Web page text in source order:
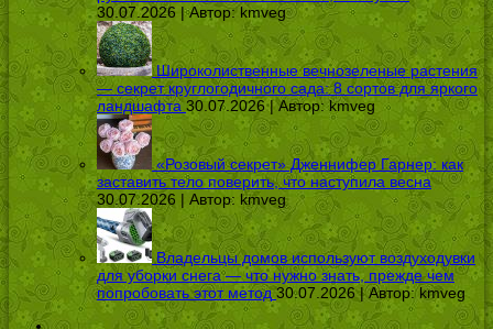
30.07.2026 | Автор:kmveg
Широколиственные вечнозеленые растения
— секрет круглогодичного сада: 8 сортов для яркого
ландшафта 30.07.2026 | Автор:kmveg
«Розовый секрет» Дженнифер Гарнер: как
заставить тело поверить, что наступила весна
30.07.2026 | Автор: kmveg
Владельцы домов используют воздуходувки
для уборки снега — что нужно знать, прежде чем
попробовать этот метод 30.07.2026 | Автор:kmveg